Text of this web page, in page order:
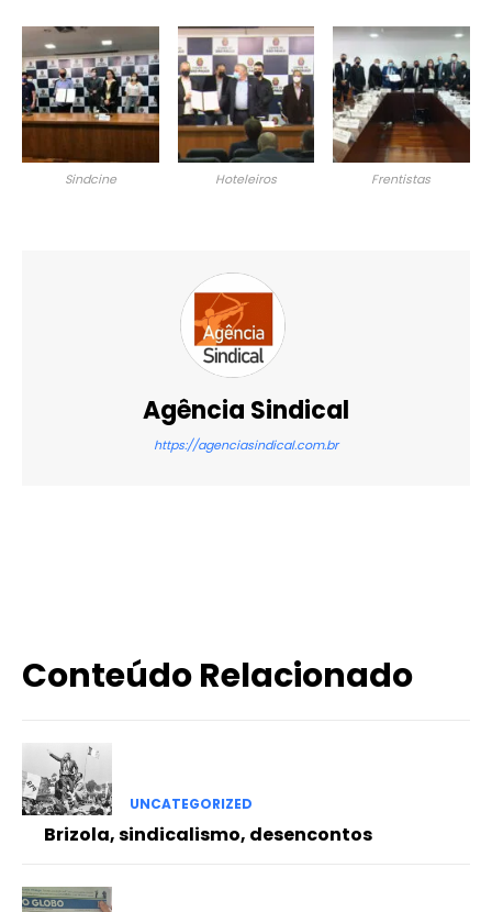
Sindcine Hoteleiros Frentistas
Agência Sindical
https://agenciasindical.com.br
Conteúdo Relacionado
UNCATEGORIZED
Brizola, sindicalismo, desencontos